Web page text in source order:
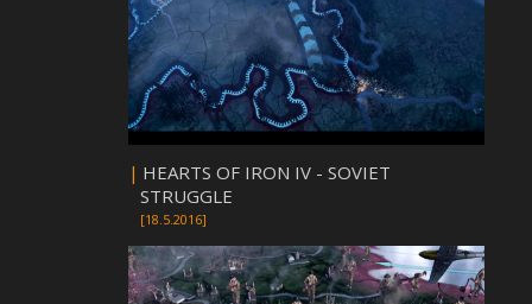
| HEARTS OF IRON IV - SOVIET
STRUGGLE
[18.5.2016]